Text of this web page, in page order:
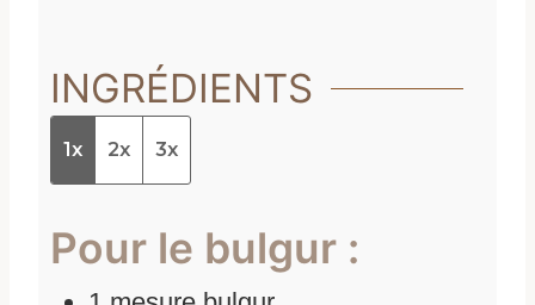
INGRÉDIENTS
1x 2x 3x
Pour le bulgur :